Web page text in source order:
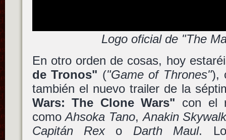
Logo oficial de "The
En otro orden de cosas, hoy
de Tronos" ("Game of Thrones"),
también el nuevo trailer de la
Wars: The Clone Wars" con el
comoAhsoka Tano,Anakin
Capitán Rexo Darth Maul.